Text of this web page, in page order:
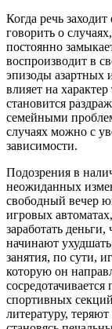
Когда речь
говорить о
постоянно
воспроизводит в
эпизоды азартных
влияет на
становится
семейными
случаях можно с
зависимости.
Подозрения в
неожиданных
свободный вечер
игровых
заработать
начинают
занятия, по сути,
которую он
спортивных
литературу,